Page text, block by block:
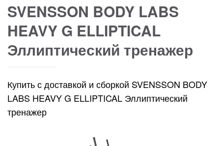
SVENSSON BODY LABS
HEAVY G ELLIPTICAL
Эллиптический тренажер
Купить с доставкой и сборкой SVENSSON BODY
LABS HEAVY G ELLIPTICAL Эллиптический
тренажер